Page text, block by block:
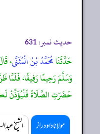
حدیث نمبر: 631
حَدَّثَنَامُحَمَّدُ بْنُ الْمُثَنَّى،
وَسَلَّمَ رَحِيمًا رَفِيقًا، فَلَمَّا
حَضَرَتِ الصَّلَاةُ
مولانا داود راز الشیخ